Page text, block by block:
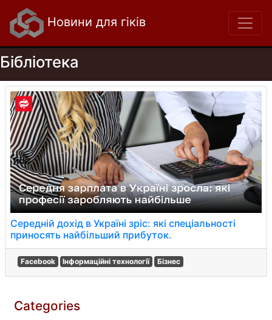
Новини для гіків
Бібліотека
Середній дохід в Україні зріс: які спеціальності
приносять найбільший прибуток.
Facebook Інформаційні технології Бізнес
Categories